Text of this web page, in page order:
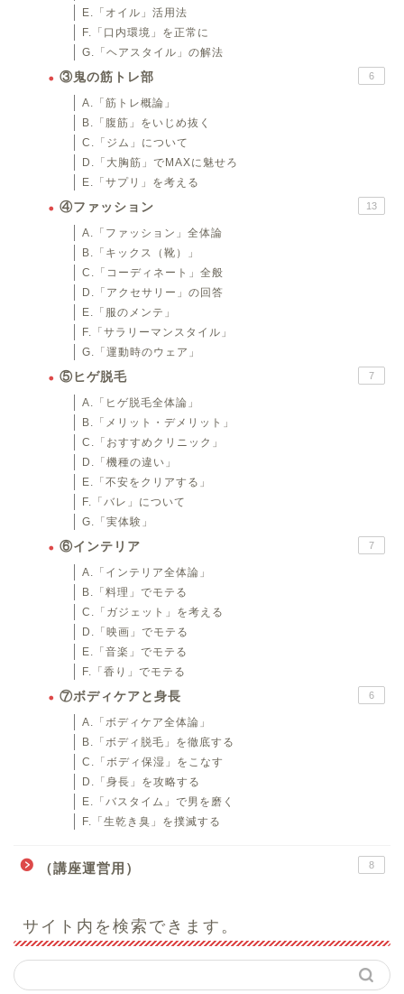
E.「オイル」活用法
F.「口内環境」を正常に
G.「ヘアスタイル」の解法
③鬼の筋トレ部 6
A.「筋トレ概論」
B.「腹筋」をいじめ抜く
C.「ジム」について
D.「大胸筋」でMAXに魅せろ
E.「サプリ」を考える
④ファッション 13
A.「ファッション」全体論
B.「キックス（靴）」
C.「コーディネート」全般
D.「アクセサリー」の回答
E.「服のメンテ」
F.「サラリーマンスタイル」
G.「運動時のウェア」
⑤ヒゲ脱毛 7
A.「ヒゲ脱毛全体論」
B.「メリット・デメリット」
C.「おすすめクリニック」
D.「機種の違い」
E.「不安をクリアする」
F.「バレ」について
G.「実体験」
⑥インテリア 7
A.「インテリア全体論」
B.「料理」でモテる
C.「ガジェット」を考える
D.「映画」でモテる
E.「音楽」でモテる
F.「香り」でモテる
⑦ボディケアと身長 6
A.「ボディケア全体論」
B.「ボディ脱毛」を徹底する
C.「ボディ保湿」をこなす
D.「身長」を攻略する
E.「バスタイム」で男を磨く
F.「生乾き臭」を撲滅する
（講座運営用） 8
サイト内を検索できます。